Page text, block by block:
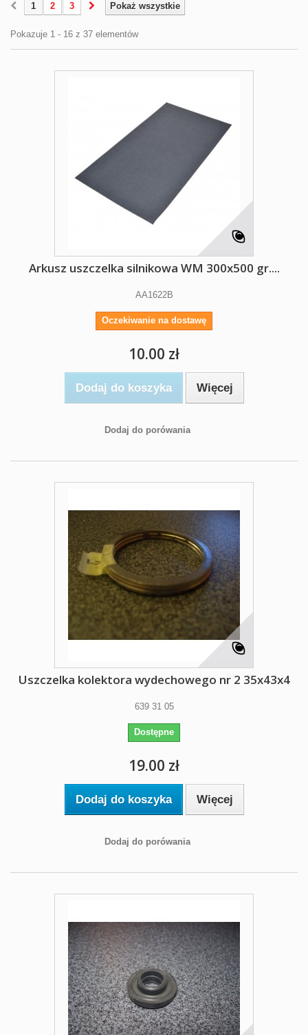
Pokaż wszystkie
1 2 3
Pokazuje 1 - 16 z 37 elementów
Arkusz uszczelka silnikowa WM 300x500 gr....
AA1622B
Oczekiwanie na dostawę
10.00 zł
Dodaj do koszyka Więcej
Dodaj do porówania
Uszczelka kolektora wydechowego nr 2 35x43x4
639 31 05
Dostępne
19.00 zł
Dodaj do koszyka Więcej
Dodaj do porówania